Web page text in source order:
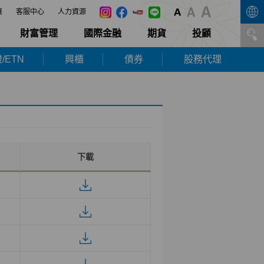
客服中心 人力資源
財富管理 國際金融 期貨 投顧
ETN 興櫃 債券 股務代理
下載